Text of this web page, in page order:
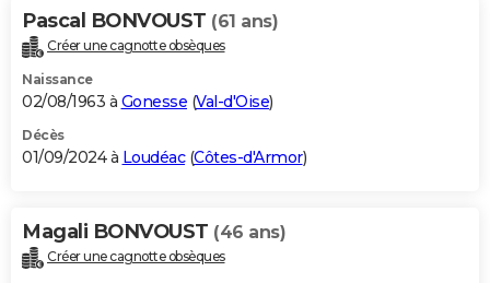
Bricolage
Lifestyle
Culture
Sport
Auto
Television
Voyage
Cinema
Pascal BONVOUST (61 ans)
Créer une cagnotte obsèques
Naissance
02/08/1963 à Gonesse (Val-d'Oise)
Décès
01/09/2024 à Loudéac(Côtes-d'Armor)
Magali BONVOUST (46 ans)
Créer une cagnotte obsèques